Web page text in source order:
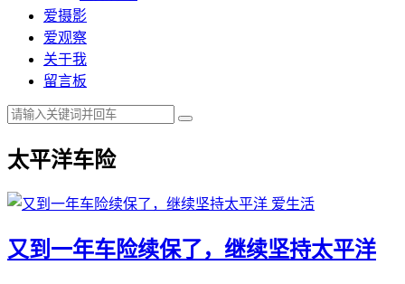
爱摄影
爱观察
关于我
留言板
太平洋车险
爱生活
又到一年车险续保了，继续坚持太平洋